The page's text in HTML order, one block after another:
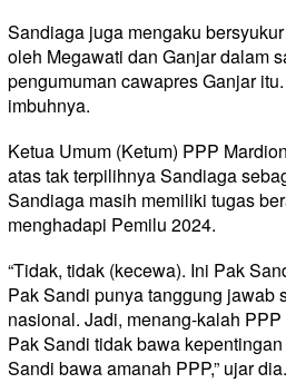
Sandiaga juga mengaku
oleh Megawati dan Ganjar dalam
pengumuman cawapres Ganjar itu.
imbuhnya.
Ketua Umum (Ketum) PPP
atas tak terpilihnya Sandiaga
Sandiaga masih memiliki tugas
menghadapi Pemilu 2024.
“Tidak, tidak (kecewa). Ini Pak
Pak Sandi punya tanggung jawab
nasional. Jadi, menang-kalah
Pak Sandi tidak bawa
Sandi bawa amanah PPP,” ujar dia.